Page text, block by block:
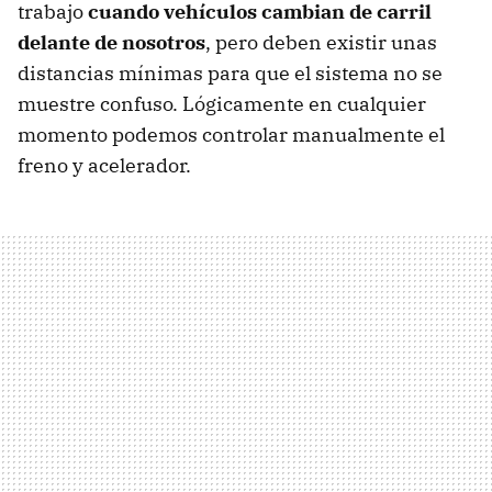
trabajocuando vehículos cambian de carril
delante de nosotros, pero deben existir unas
distancias mínimas para que el sistema no se
muestre confuso. Lógicamente en cualquier
momento podemos controlar manualmente el
freno y acelerador.